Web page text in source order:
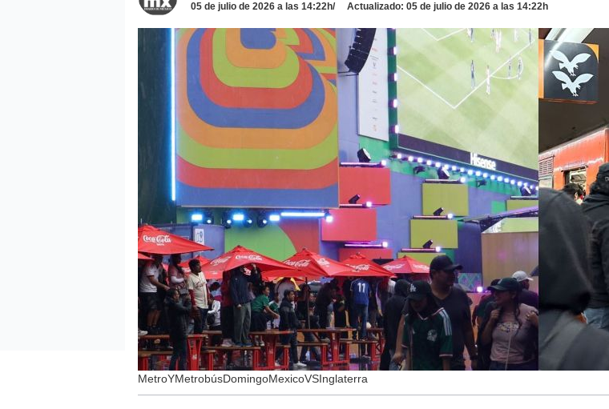
05 de julio de 2026 a las 14:22h Actualizado: 05 de julio de 2026 a las 14:22h
MetroYMetrobúsDomingoMexicoVSInglaterra